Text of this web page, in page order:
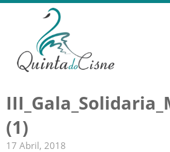
(1)
17 Abril, 2018